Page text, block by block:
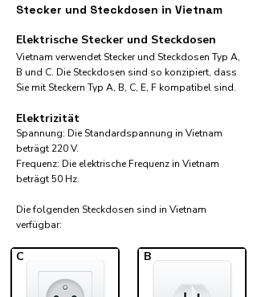
Stecker und Steckdosen in Vietnam
Elektrische Stecker und Steckdosen
Vietnam verwendet Stecker und Steckdosen Typ A,
B und C. Die Steckdosen sind so konzipiert, dass
Sie mit Steckern Typ A, B, C, E, F kompatibel sind.
Elektrizität
Spannung: Die Standardspannung in Vietnam
beträgt 220 V.
Frequenz: Die elektrische Frequenz in Vietnam
beträgt 50 Hz.
Die folgenden Steckdosen sind in Vietnam
verfügbar:​
C B